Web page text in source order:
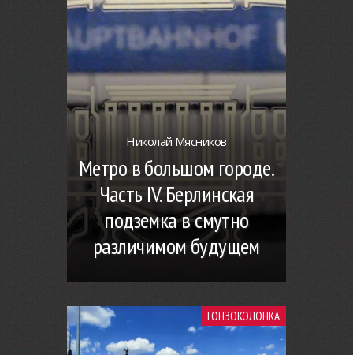
Николай Мясников
Метро в большом городе.
Часть IV. Берлинская
подземка в смутно
различимом будущем
ГОНЗОКОЛОНКА